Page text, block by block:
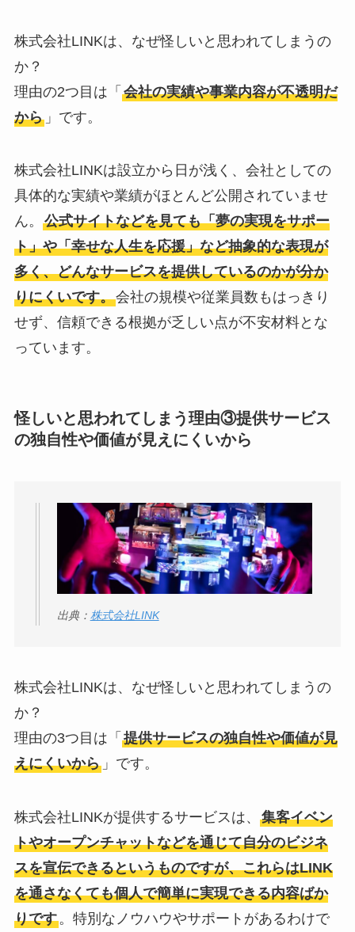
株式会社LINKは、なぜ怪しいと思われてしまうの
か？
理由の2つ目は「 会社の実績や事業内容が不透明だ
から」です。
株式会社LINKは設立から日が浅く、会社としての
具体的な実績や業績がほとんど公開されていませ
ん。 公式サイトなどを見ても「夢の実現をサポー
ト」や「幸せな人生を応援」など抽象的な表現が
多く、どんなサービスを提供しているのかが分か
りにくいです。会社の規模や従業員数もはっきり
せず、信頼できる根拠が乏しい点が不安材料とな
っています。
怪しいと思われてしまう理由③提供サービス
の独自性や価値が見えにくいから
出典： 株式会社LINK
株式会社LINKは、なぜ怪しいと思われてしまうの
か？
理由の3つ目は「 提供サービスの独自性や価値が見
えにくいから」です。
株式会社LINKが提供するサービスは、 集客イベン
トやオープンチャットなどを通じて自分のビジネ
スを宣伝できるというものですが、これらはLINK
を通さなくても個人で簡単に実現できる内容ばか
りです。特別なノウハウやサポートがあるわけで